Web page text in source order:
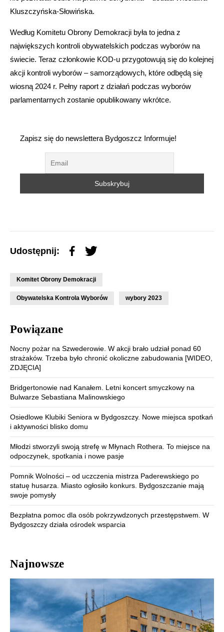
Kluszczyńska-Słowińska.
Według Komitetu Obrony Demokracji była to jedna z
największych kontroli obywatelskich podczas wyborów na
świecie. Teraz członkowie KOD-u przygotowują się do kolejnej
akcji kontroli wyborów – samorządowych, które odbędą się
wiosną 2024 r. Pełny raport z działań podczas wyborów
parlamentarnych zostanie opublikowany wkrótce.
Zapisz się do newslettera Bydgoszcz Informuje!
Udostępnij:
Komitet Obrony Demokracji
Obywatelska Kontrola Wyborów wybory 2023
Powiązane
Nocny pożar na Szwederowie. W akcji brało udział ponad 60
strażaków. Trzeba było chronić okoliczne zabudowania [WIDEO,
ZDJĘCIA]
Bridgertonowie nad Kanałem. Letni koncert smyczkowy na
Bulwarze Sebastiana Malinowskiego
Osiedlowe Klubiki Seniora w Bydgoszczy. Nowe miejsca spotkań
i aktywności blisko domu
Młodzi stworzyli swoją strefę w Młynach Rothera. To miejsce na
odpoczynek, spotkania i nowe pasje
Pomnik Wolności – od uczczenia mistrza Paderewskiego po
statuę husarza. Miasto ogłosiło konkurs. Bydgoszczanie mają
swoje pomysły
Bezpłatna pomoc dla osób pokrzywdzonych przestępstwem. W
Bydgoszczy działa ośrodek wsparcia
Najnowsze